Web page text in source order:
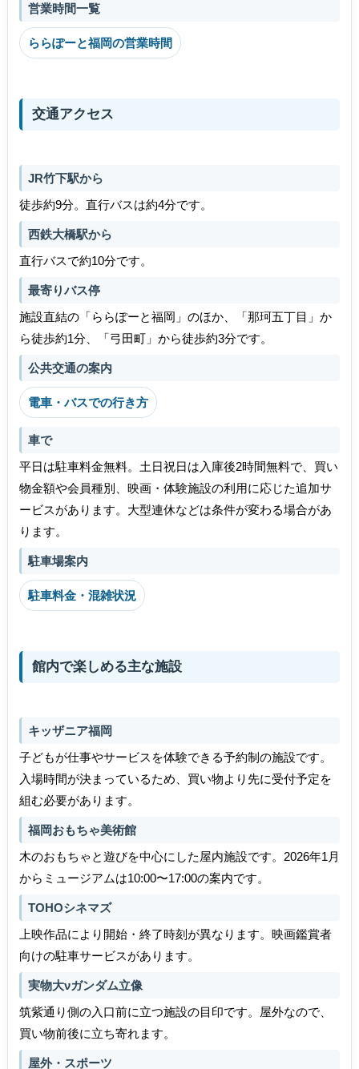
営業時間一覧
ららぽーと福岡の営業時間
交通アクセス
JR竹下駅から
徒歩約9分。直行バスは約4分です。
西鉄大橋駅から
直行バスで約10分です。
最寄りバス停
施設直結の「ららぽーと福岡」のほか、「那珂五丁目」か
ら徒歩約1分、「弓田町」から徒歩約3分です。
公共交通の案内
電車・バスでの行き方
車で
平日は駐車料金無料。土日祝日は入庫後2時間無料で、買い
物金額や会員種別、映画・体験施設の利用に応じた追加サ
ービスがあります。大型連休などは条件が変わる場合があ
ります。
駐車場案内
駐車料金・混雑状況
館内で楽しめる主な施設
キッザニア福岡
子どもが仕事やサービスを体験できる予約制の施設です。
入場時間が決まっているため、買い物より先に受付予定を
組む必要があります。
福岡おもちゃ美術館
木のおもちゃと遊びを中心にした屋内施設です。2026年1月
からミュージアムは10:00〜17:00の案内です。
TOHOシネマズ
上映作品により開始・終了時刻が異なります。映画鑑賞者
向けの駐車サービスがあります。
実物大νガンダム立像
筑紫通り側の入口前に立つ施設の目印です。屋外なので、
買い物前後に立ち寄れます。
屋外・スポーツ